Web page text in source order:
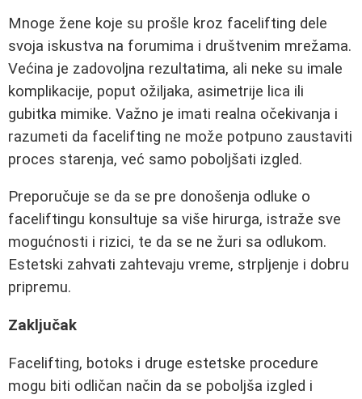
Mnoge žene koje su prošle kroz facelifting dele
svoja iskustva na forumima i društvenim mrežama.
Većina je zadovoljna rezultatima, ali neke su imale
komplikacije, poput ožiljaka, asimetrije lica ili
gubitka mimike. Važno je imati realna očekivanja i
razumeti da facelifting ne može potpuno zaustaviti
proces starenja, već samo poboljšati izgled.
Preporučuje se da se pre donošenja odluke o
faceliftingu konsultuje sa više hirurga, istraže sve
mogućnosti i rizici, te da se ne žuri sa odlukom.
Estetski zahvati zahtevaju vreme, strpljenje i dobru
pripremu.
Zaključak
Facelifting, botoks i druge estetske procedure
mogu biti odličan način da se poboljša izgled i